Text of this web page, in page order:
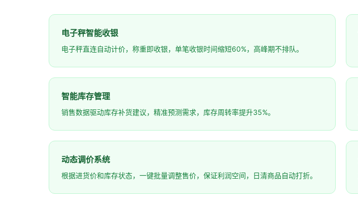
电子秤智能收银
电子秤直连自动计价，称重即收银，单笔收银时间缩短60%，高峰期不排队。
智能库存管理
销售数据驱动库存补货建议，精准预测需求，库存周转率提升35%。
动态调价系统
根据进货价和库存状态，一键批量调整售价，保证利润空间，日清商品自动打折。